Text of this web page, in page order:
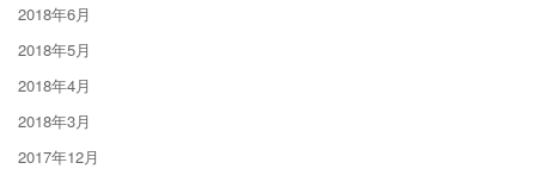
2018年6月
2018年5月
2018年4月
2018年3月
2017年12月